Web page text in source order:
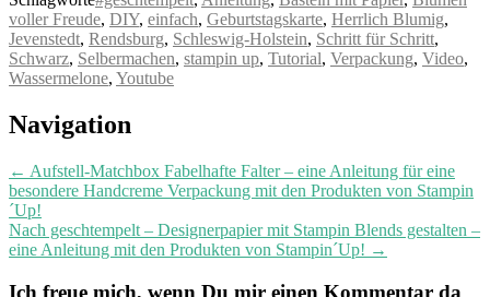
voller Freude, DIY, einfach, Geburtstagskarte, Herrlich Blumig,
Jevenstedt, Rendsburg, Schleswig-Holstein, Schritt für Schritt,
Schwarz, Selbermachen, stampin up, Tutorial, Verpackung, Video,
Wassermelone, Youtube
Post
Navigation
← Aufstell-Matchbox Fabelhafte Falter – eine Anleitung für eine
besondere Handcreme Verpackung mit den Produkten von Stampin
´Up!
Nach geschtempelt – Designerpapier mit Stampin Blends gestalten –
eine Anleitung mit den Produkten von Stampin´Up! →
Ich freue mich, wenn Du mir einen Kommentar da